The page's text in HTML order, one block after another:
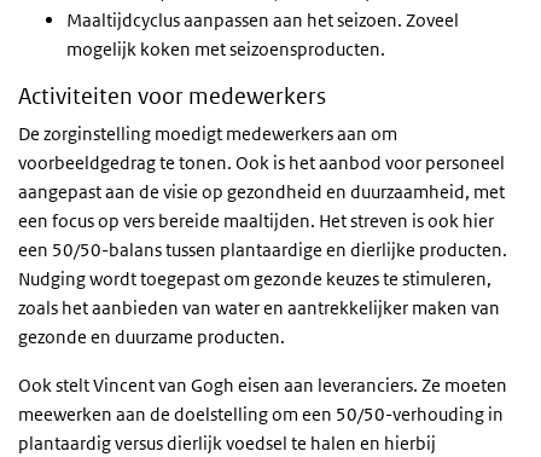
Maaltijdcyclus aanpassen aan het seizoen. Zoveel
mogelijk koken met seizoensproducten.
Activiteiten voor medewerkers
De zorginstelling moedigt medewerkers aan om
voorbeeldgedrag te tonen. Ook is het aanbod voor personeel
aangepast aan de visie op gezondheid en duurzaamheid, met
een focus op vers bereide maaltijden. Het streven is ook hier
een 50/50-balans tussen plantaardige en dierlijke producten.
Nudging wordt toegepast om gezonde keuzes te stimuleren,
zoals het aanbieden van water en aantrekkelijker maken van
gezonde en duurzame producten.
Ook stelt Vincent van Gogh eisen aan leveranciers. Ze moeten
meewerken aan de doelstelling om een 50/50-verhouding in
plantaardig versus dierlijk voedsel te halen en hierbij